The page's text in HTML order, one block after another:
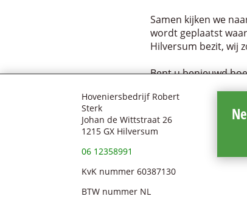
Samen kijken we
wordt geplaatst
Hilversum bezit, wij
Bent u benieuwd
Hoveniersbedrijf Robert
Sterk
Johan de Wittstraat 26
1215 GX Hilversum
06 12358991
KvK nummer 60387130
BTW nummer NL